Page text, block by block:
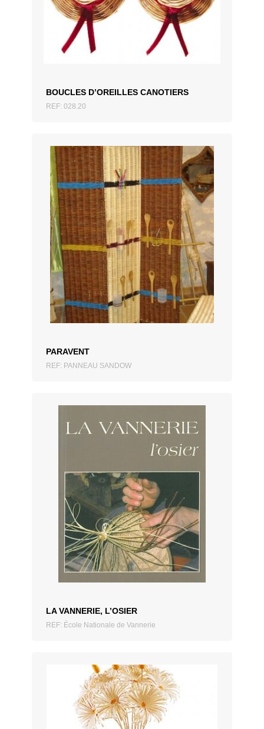
BOUCLES D’OREILLES CANOTIERS
REF: 028.20
ZUM ANGEBOT HINZUFÜGEN
PARAVENT
REF: PANNEAU SANDOW
ZUM ANGEBOT HINZUFÜGEN
LA VANNERIE, L’OSIER
REF: École Nationale de Vannerie
ZUM ANGEBOT HINZUFÜGEN